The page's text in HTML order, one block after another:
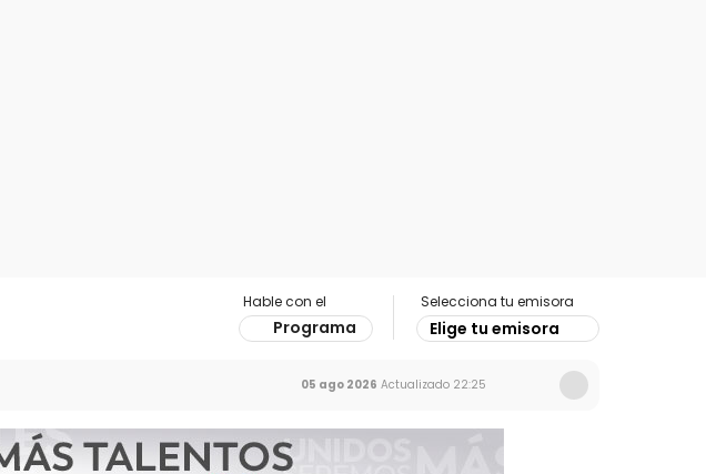
Hable con el
Programa
Selecciona tu emisora
Elige tu emisora
05 ago 2026 Actualizado 22:25